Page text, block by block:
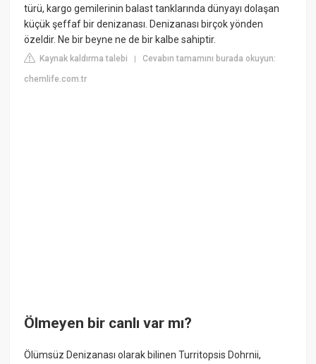
türü, kargo gemilerinin balast tanklarında dünyayı dolaşan
küçük şeffaf bir denizanası. Denizanası birçok yönden
özeldir. Ne bir beyne ne de bir kalbe sahiptir.
Kaynak kaldırma talebi |Cevabın tamamını burada okuyun:
chemlife.com.tr
Ölmeyen bir canlı var mı?
Ölümsüz Denizanası olarak bilinen Turritopsis Dohrnii,